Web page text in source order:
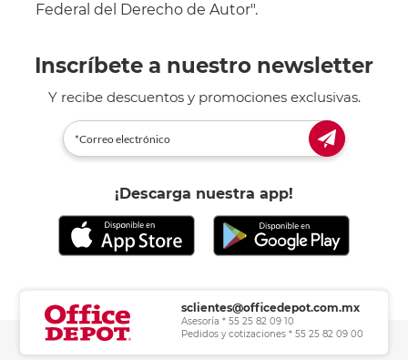
Federal del Derecho de Autor".
Inscríbete a nuestro newsletter
Y recibe descuentos y promociones exclusivas.
¡Descarga nuestra app!
sclientes@officedepot.com.mx
Asesoría * 55 25 82 09 10
Pedidos y cotizaciones * 55 25 82 09 00